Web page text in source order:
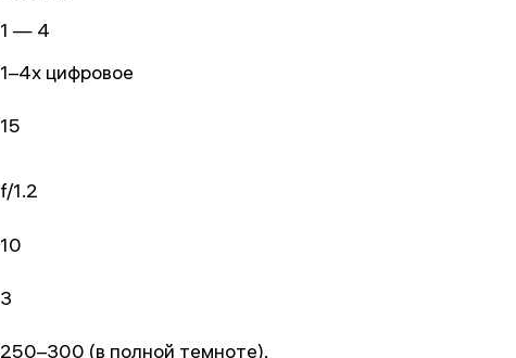
1 — 4
1–4x цифровое
15
f/1.2
10
3
250–300 (в полной темноте),